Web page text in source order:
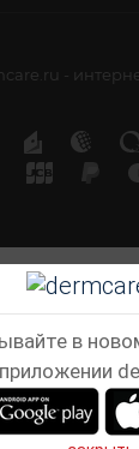
-
в
приложении